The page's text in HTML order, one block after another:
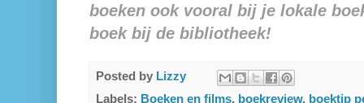
boeken ook vooral bij je lokale
boek bij de bibliotheek!
Posted by Lizzy
Labels: Boeken en films, boekreview, boektip